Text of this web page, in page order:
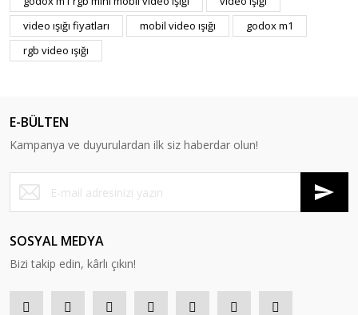
video ışığı fiyatları
mobil video ışığı
godox m1
rgb video ışığı
E-BÜLTEN
Kampanya ve duyurulardan ilk siz haberdar olun!
SOSYAL MEDYA
Bizi takip edin, kârlı çıkın!